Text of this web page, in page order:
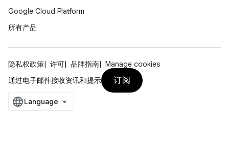
Google Cloud Platform
所有产品
隐私权政策 许可 品牌指南
Manage cookies
通过电子邮件接收资讯和提示
订阅